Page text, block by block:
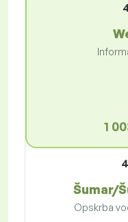
1
Šumar/
Opskrba